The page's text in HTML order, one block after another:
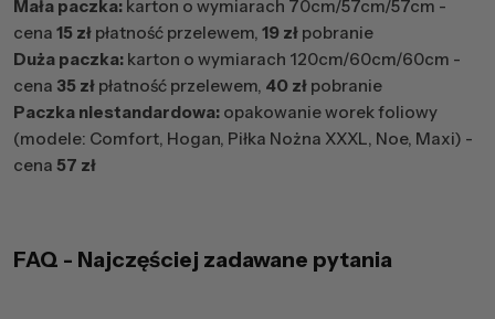
Mała paczka: karton o wymiarach 70cm/57cm/57cm -
cena 15 zł płatność przelewem, 19 zł pobranie
Duża paczka: karton o wymiarach 120cm/60cm/60cm -
cena 35 zł płatność przelewem, 40 zł pobranie
Paczka niestandardowa: opakowanie worek foliowy
(modele: Comfort, Hogan, Piłka Nożna XXXL, Noe, Maxi) -
cena 57 zł
FAQ - Najczęściej zadawane pytania